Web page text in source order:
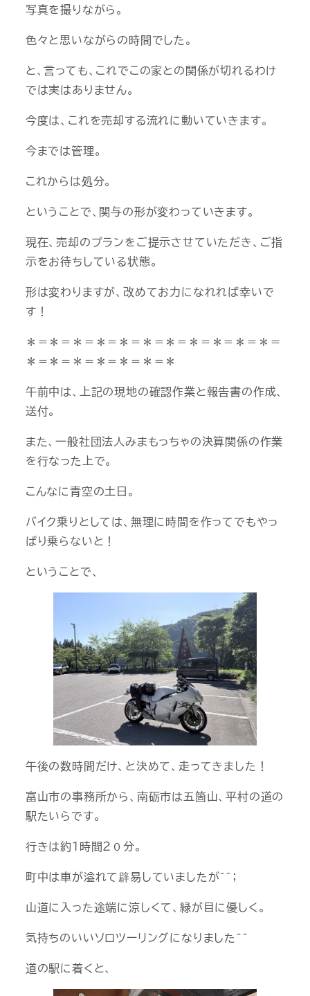
写真を撮りながら。
色々と思いながらの時間でした。
と、言っても、これでこの家との関係が切れるわけ
では実はありません。
今度は、これを売却する流れに動いていきます。
今までは管理。
これからは処分。
ということで、関与の形が変わっていきます。
現在、売却のプランをご提示させていただき、ご指
示をお待ちしている状態。
形は変わりますが、改めてお力になれれば幸いで
す！
＊＝＊＝＊＝＊＝＊＝＊＝＊＝＊＝＊＝＊＝＊＝
＊＝＊＝＊＝＊＝＊＝＊＝＊
午前中は、上記の現地の確認作業と報告書の作成、
送付。
また、一般社団法人みまもっちゃの決算関係の作業
を行なった上で。
こんなに青空の土日。
バイク乗りとしては、無理に時間を作ってでもやっ
ぱり乗らないと！
ということで、
午後の数時間だけ、と決めて、走ってきました！
富山市の事務所から、南砺市は五箇山、平村の道の
駅たいらです。
行きは約１時間２０分。
町中は車が溢れて辟易していましたが＾＾；
山道に入った途端に涼しくて、緑が目に優しく。
気持ちのいいソロツーリングになりました＾＾
道の駅に着くと、